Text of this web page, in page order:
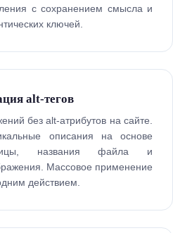
с сохранением смысла и
ключей.
alt-тегов
без alt-атрибутов на сайте.
описания на основе
названия файла и
Массовое применение
действием.